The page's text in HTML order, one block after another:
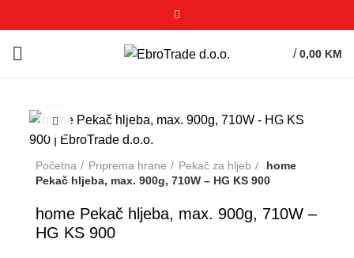
/ 0,00 KM
Click to enlarge
Početna Priprema hrane Pekač za hljeb
home
Pekač hljeba, max. 900g, 710W – HG KS 900
home Pekač hljeba, max. 900g, 710W –
HG KS 900